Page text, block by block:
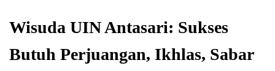
Wisuda UIN Antasari: Sukses
Butuh Perjuangan, Ikhlas, Sabar